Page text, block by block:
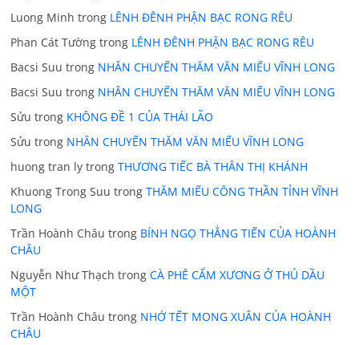
Luong Minh trong LÊNH ĐÊNH PHẬN BẠC RONG RÊU
Phan Cát Tường trong LÊNH ĐÊNH PHẬN BẠC RONG RÊU
Bacsi Suu trong NHÂN CHUYẾN THĂM VĂN MIẾU VĨNH LONG
Bacsi Suu trong NHÂN CHUYẾN THĂM VĂN MIẾU VĨNH LONG
Sửu trong KHÔNG ĐỀ 1 CỦA THÁI LÃO
Sửu trong NHÂN CHUYẾN THĂM VĂN MIẾU VĨNH LONG
huong tran ly trongTHƯƠNG TIẾC BÀ THÂN THỊ KHÁNH
Khuong Trong Suu trongTHĂM MIẾU CÔNG THẦN TỈNH VĨNH
LONG
Trần Hoành Châu trong BÍNH NGỌ THẲNG TIẾN CỦA HOÀNH
CHÂU
Nguyễn Như Thạch trongCÀ PHÊ CẨM XƯƠNG Ở THỦ DẦU
MỘT
Trần Hoành Châu trong NHỚ TẾT MONG XUÂN CỦA HOÀNH
CHÂU